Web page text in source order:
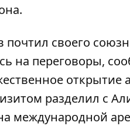
почтил своего
на переговоры,
открытие
разделил с
международной